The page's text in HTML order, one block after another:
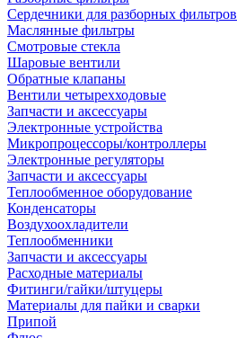
Сердечники для разборных фильтров
Маслянные фильтры
Смотровые стекла
Шаровые вентили
Обратные клапаны
Вентили четырехходовые
Запчасти и аксессуары
Электронные устройства
Микропроцессоры/контроллеры
Электронные регуляторы
Запчасти и аксессуары
Теплообменное оборудование
Конденсаторы
Воздухоохладители
Теплообменники
Запчасти и аксессуары
Расходные материалы
Фитинги/гайки/штуцеры
Материалы для пайки и сварки
Припой